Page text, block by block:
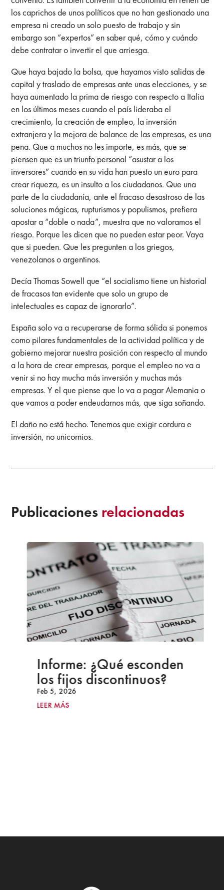
los caprichos de unos políticos que no han gestionado una
empresa ni creado un solo puesto de trabajo y sin
embargo son “expertos” en saber qué, cómo y cuándo
debe contratar o invertir el que arriesga.
Que haya bajado la bolsa, que hayamos visto salidas de
capital y traslado de empresas ante unas elecciones, y se
haya aumentado la prima de riesgo con respecto a Italia
en los últimos meses cuando el país lideraba el
crecimiento, la creación de empleo, la inversión
extranjera y la mejora de balance de las empresas, es una
pena. Que a muchos no les importe, es más, que se
piensen que es un triunfo personal “asustar a los
inversores” cuando en su vida han puesto un euro para
crear riqueza, es un insulto a los ciudadanos. Que una
parte de la ciudadanía, ante el fracaso desastroso de las
soluciones mágicas, rupturismos y populismos, prefiera
apostar a “doble o nada”, muestra que no valoramos el
riesgo. Porque les dicen que no pueden estar peor. Vaya
que si pueden. Que les pregunten a los griegos,
venezolanos o argentinos.
Decía Thomas Sowell que “el socialismo tiene un historial
de fracasos tan evidente que solo un grupo de
intelectuales es capaz de ignorarlo”.
España solo va a recuperarse de forma sólida si ponemos
como pilares fundamentales de la actividad política y de
gobierno mejorar nuestra posición con respecto al mundo
a la hora de crear empresas, porque el empleo no va a
venir si no hay mucha más inversión y muchas más
empresas. Y el que piense que lo va a pagar Alemania o
que vamos a poder endeudarnos más, que siga soñando.
El daño no está hecho. Tenemos que exigir cordura e
inversión, no unicornios.
Publicaciones relacionadas
Informe: ¿Qué esconden
los fijos discontinuos?
Feb 5, 2026
LEER MÁS